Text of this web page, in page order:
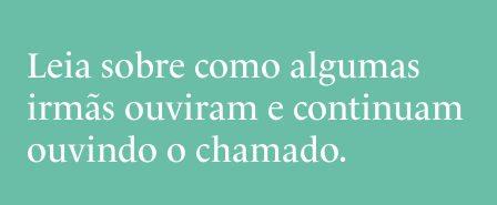
Leia sobre como algumas
irmãs ouviram e continuam
ouvindo o chamado.